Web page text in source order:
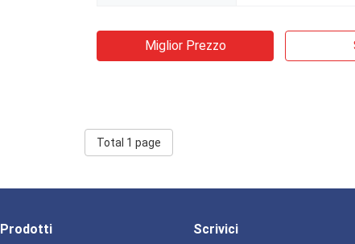
Miglior Prezzo
Total 1 page
Prodotti Scrivici